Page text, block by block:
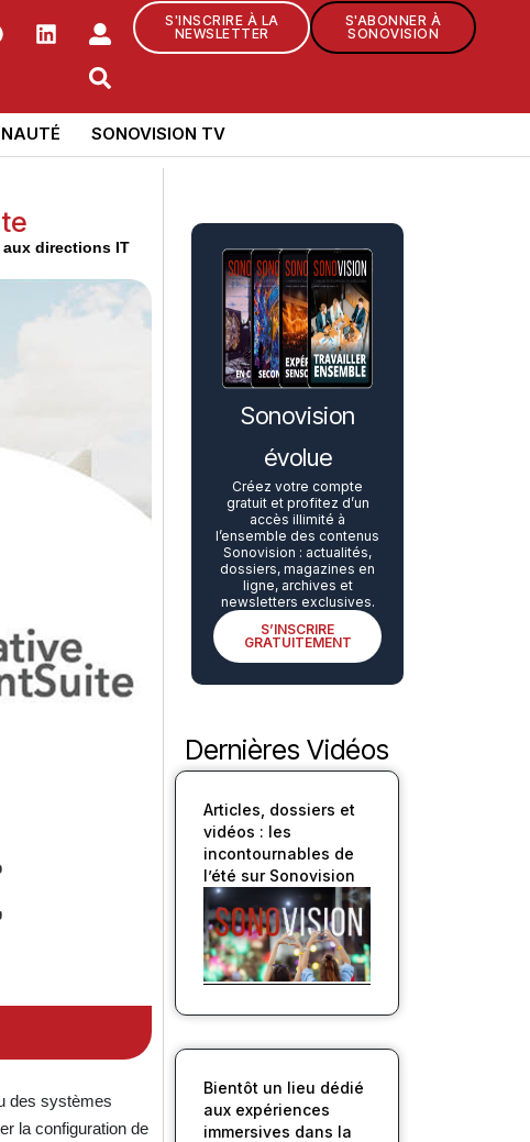
S'INSCRIRE À LA
NEWSLETTER
S'ABONNER À
SONOVISION
SONOVISION TV
aux directions IT
des systèmes
la configuration de
Sonovision
évolue
Créez votre compte
gratuit et profitez d’un
accès illimité à
l’ensemble des contenus
Sonovision : actualités,
dossiers, magazines en
ligne, archives et
newsletters exclusives.
S’INSCRIRE
GRATUITEMENT
Dernières Vidéos
Articles, dossiers et
vidéos : les
incontournables de
l’été sur Sonovision
Bientôt un lieu dédié
aux expériences
immersives dans la